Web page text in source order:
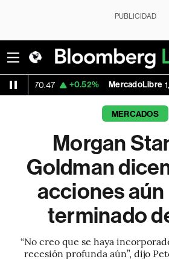
PUBLICIDAD
MercadoLibre 1,824.26 -5.23%
MERCADOS
Morgan
Goldman
acciones aún
terminado
“No creo que se haya
recesión profunda aún”, dijo